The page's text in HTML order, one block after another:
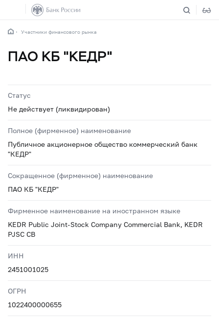
Участники финансового рынка
ПАО КБ "КЕДР"
Статус
Не действует (ликвидирован)
Полное (фирменное) наименование
Публичное акционерное общество коммерческий банк
"КЕДР"
Сокращенное (фирменное) наименование
ПАО КБ "КЕДР"
Фирменное наименование на иностранном языке
KEDR Public Joint-Stock Company Commercial Bank, KEDR
PJSC CB
ИНН
2451001025
ОГРН
1022400000655